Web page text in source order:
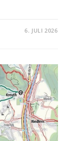
6. JULI 2026